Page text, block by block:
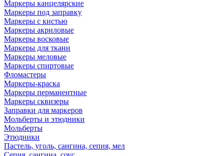
Маркеры канцелярские
Маркеры под заправку
Маркеры с кистью
Маркеры акриловые
Маркеры восковые
Маркеры для ткани
Маркеры меловые
Маркеры спиртовые
Фломастеры
Маркеры-краска
Маркеры перманентные
Маркеры сквизеры
Заправки для маркеров
Мольберты и этюдники
Мольберты
Этюдники
Пастель, уголь, сангина, сепия, мел